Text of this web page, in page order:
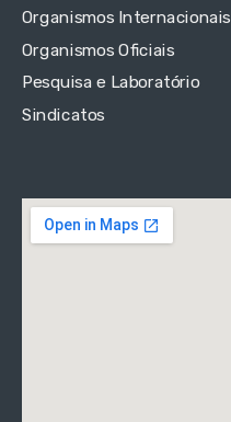
Organismos Internacionais
Organismos Oficiais
Pesquisa e Laboratório
Sindicatos